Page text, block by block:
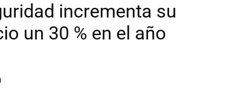
incrementa su
un 30 % en el año